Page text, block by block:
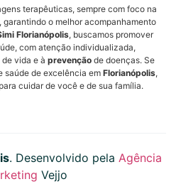
terapêuticas, sempre com foco na
garantindo o melhor acompanhamento
Florianópolis, buscamos promover
com atenção individualizada,
vida e à prevenção de doenças. Se
saúde de excelência em Florianópolis,
cuidar de você e de sua família.
. Desenvolvido pela Agência
Vejjo